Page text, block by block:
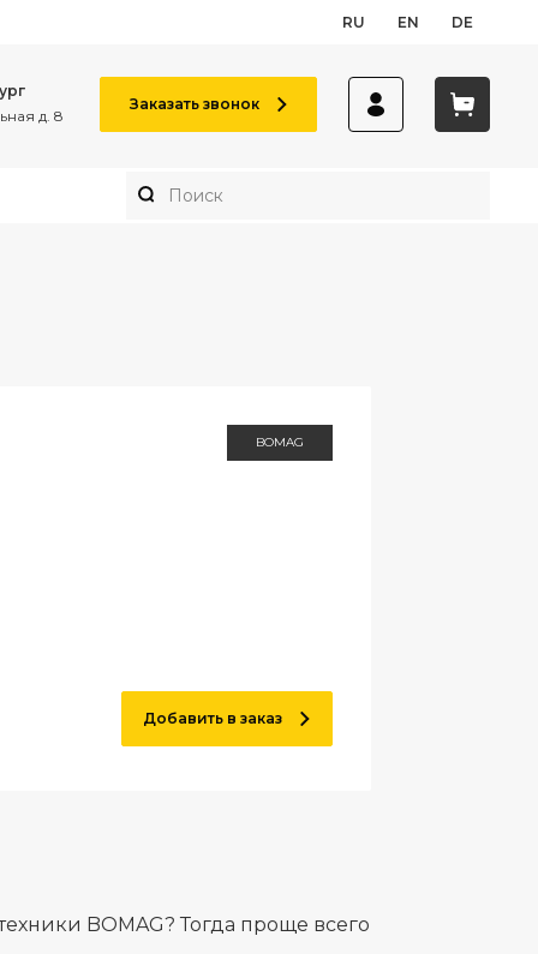
RU EN DE
д. 8
Заказать звонок
BOMAG
Добавить в заказ
BOMAG? Тогда проще всего